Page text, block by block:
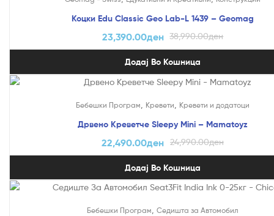
Коцки Edu Classic Geo Lab-L 1439 – Geomag
38,990.00ден
23,390.00ден
Додај Во Кошница
Бебешки Програм Кревети Кревети и додатоци
Дрвено Креветче Sleepy Mini – Mamatoyz
24,990.00ден
22,490.00ден
Додај Во Кошница
Бебешки Програм Седишта за Автомобил